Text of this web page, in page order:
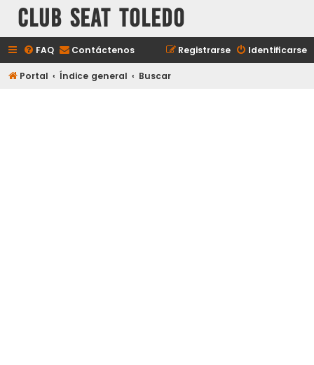
Club Seat Toledo
FAQ Contáctenos Identificarse
Registrarse
Portal Índice general Buscar